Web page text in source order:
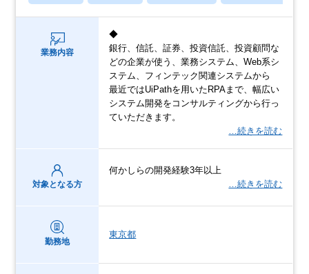
業務内容
◆
銀行、信託、証券、投資信託、投資顧問な
どの企業が使う、業務システム、Web系シ
ステム、フィンテック関連システムから
最近ではUiPathを用いたRPAまで、幅広い
システム開発をコンサルティングから行っ
ていただきます。
…続きを読む
対象となる方
何かしらの開発経験3年以上
…続きを読む
勤務地
東京都